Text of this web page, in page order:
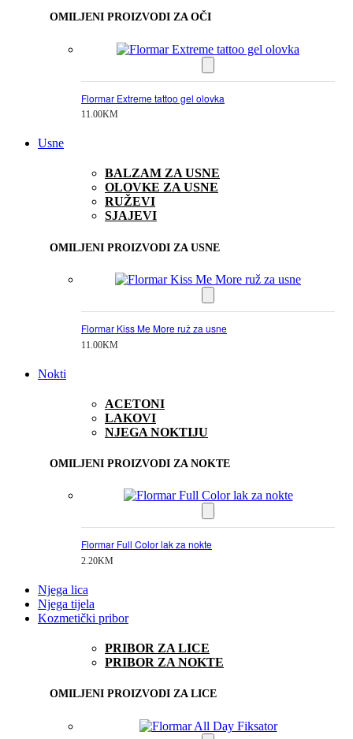
OMILJENI PROIZVODI ZA OČI
Flormar Extreme tattoo gel olovka
11.00KM
Usne
BALZAM ZA USNE
OLOVKE ZA USNE
RUŽEVI
SJAJEVI
OMILJENI PROIZVODI ZA USNE
Flormar Kiss Me More ruž za usne
11.00KM
Nokti
ACETONI
LAKOVI
NJEGA NOKTIJU
OMILJENI PROIZVODI ZA NOKTE
Flormar Full Color lak za nokte
2.20KM
Njega lica
Njega tijela
Kozmetički pribor
PRIBOR ZA LICE
PRIBOR ZA NOKTE
OMILJENI PROIZVODI ZA LICE